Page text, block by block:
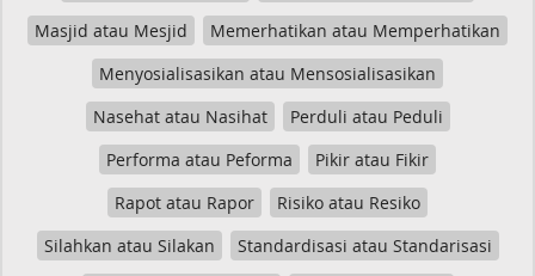
Masjid atau Mesjid
Memerhatikan atau Memperhatikan
Menyosialisasikan atau Mensosialisasikan
Nasehat atau Nasihat
Perduli atau Peduli
Performa atau Peforma
Pikir atau Fikir
Rapot atau Rapor
Risiko atau Resiko
Silahkan atau Silakan
Standardisasi atau Standarisasi